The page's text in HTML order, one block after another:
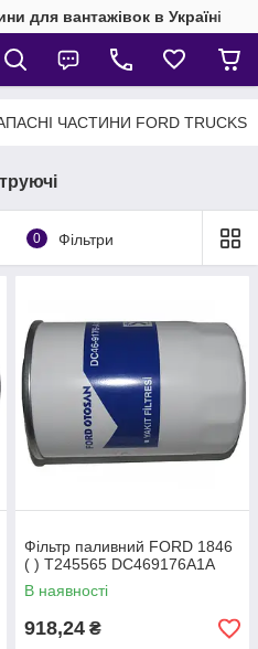
для вантажівок в Україні
ЧАСТИНИ FORD TRUCKS
0 Фільтри
Фільтр паливний FORD 1846
( ) T245565 DC469176A1A
В наявності
918,24 ₴